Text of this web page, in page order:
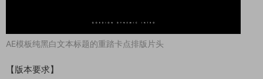
AE模板纯黑白文本标题的重踏卡点排版片头
【版本要求】